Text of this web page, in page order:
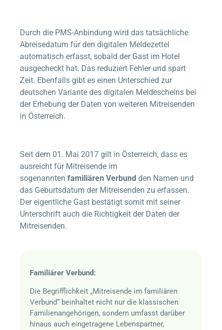
Durch die PMS-Anbindung wird das tatsächliche
Abreisedatum für den digitalen Meldezettel
automatisch erfasst, sobald der Gast im Hotel
ausgecheckt hat. Das reduziert Fehler und spart
Zeit. Ebenfalls gibt es einen Unterschied zur
deutschen Variante des digitalen Meldescheins bei
der Erhebung der Daten von weiteren Mitreisenden
in Österreich.
Seit dem 01. Mai 2017 gilt in Österreich, dass es
ausreicht für Mitreisende im
sogenannten familiären Verbund den Namen und
das Geburtsdatum der Mitreisenden zu erfassen.
Der eigentliche Gast bestätigt somit mit seiner
Unterschrift auch die Richtigkeit der Daten der
Mitreisenden.
Familiärer Verbund:
Die Begrifflichkeit „Mitreisende im familiären
Verbund“ beinhaltet nicht nur die klassischen
Familienangehörigen, sondern umfasst darüber
hinaus auch eingetragene Lebenspartner,